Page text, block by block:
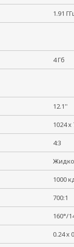
1.91
4 Гб
12.1''
1024
4:3
1000
700:1
160°/
0.24 x